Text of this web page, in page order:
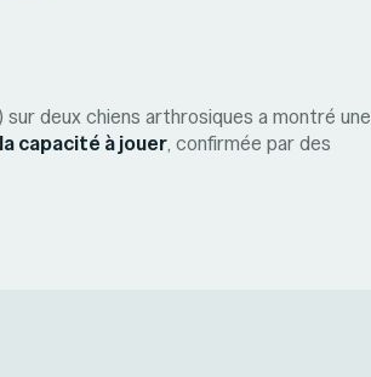
deux chiens arthrosiques a montré une
capacité à jouer, confirmée par des